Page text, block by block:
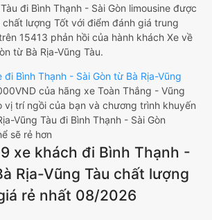
đi Bình Thạnh - Sài Gòn limousine được
lượng Tốt với điểm đánh giá trung
15413 phản hồi của hành khách Xe về
từ Bà Rịa-Vũng Tàu.
đi Bình Thạnh - Sài Gòn từ Bà Rịa-Vũng
của hãng xe Toàn Thắng - Vũng
vị trí ngồi của bạn và chương trình khuyến
Vũng Tàu đi Bình Thạnh - Sài Gòn
sẽ rẻ hơn
xe khách đi Bình Thạnh -
Rịa-Vũng Tàu chất lượng
rẻ nhất 08/2026